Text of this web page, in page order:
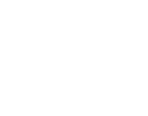
遇的任何东西都更具攻击性、更难处